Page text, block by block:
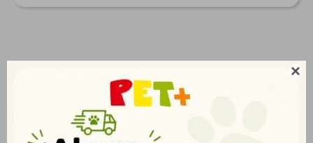

Productos que te pueden interesar